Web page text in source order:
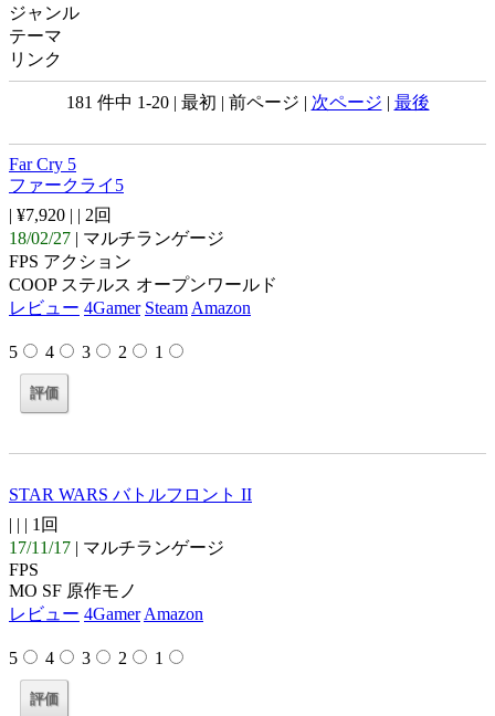
ジャンル
テーマ
リンク
181 件中 1-20 | 最初 | 前ページ | 次ページ | 最後
Far Cry 5
ファークライ5
| ¥7,920 | | 2回
18/02/27 | マルチランゲージ
FPS アクション
COOP ステルス オープンワールド
レビュー 4Gamer Steam Amazon
5 4 3 2 1
STAR WARS バトルフロント II
| | | 1回
17/11/17 | マルチランゲージ
FPS
MO SF 原作モノ
レビュー 4Gamer Amazon
5 4 3 2 1